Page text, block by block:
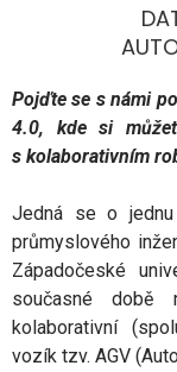
Pojďte se s námi
4.0, kde si
s kolaborativním
Jedná se o jednu
průmyslového
Západočeské
současné době
kolaborativní
vozík tzv. AGV